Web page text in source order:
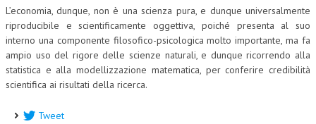
L’economia, dunque, non è una scienza pura, e dunque universalmente
riproducibile e scientificamente oggettiva, poiché presenta al suo
interno una componente filosofico-psicologica molto importante, ma fa
ampio uso del rigore delle scienze naturali, e dunque ricorrendo alla
statistica e alla modellizzazione matematica, per conferire credibilità
scientifica ai risultati della ricerca.
Tweet